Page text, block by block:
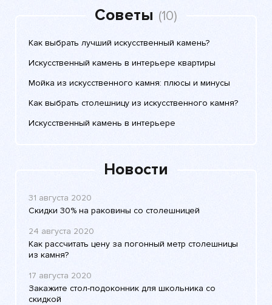
Советы (10)
Как выбрать лучший искусственный камень?
Искусственный камень в интерьере квартиры
Мойка из искусственного камня: плюсы и минусы
Как выбрать столешницу из искусственного камня?
Искусственный камень в интерьере
Новости
31 августа 2020
Скидки 30% на раковины со столешницей
24 августа 2020
Как рассчитать цену за погонный метр столешницы
из камня?
17 августа 2020
Закажите стол-подоконник для школьника со
скидкой